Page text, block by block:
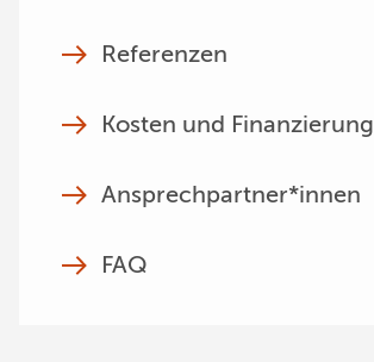
Referenzen
Kosten und Finanzierung
Ansprechpartner*innen
FAQ